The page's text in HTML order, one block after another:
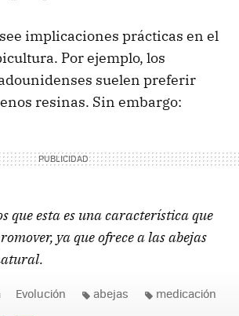
implicaciones prácticas en el
Por ejemplo, los
suelen preferir
resinas. Sin embargo:
que esta es una característica que
ya que ofrece a las abejas
Evolución abejas medicación